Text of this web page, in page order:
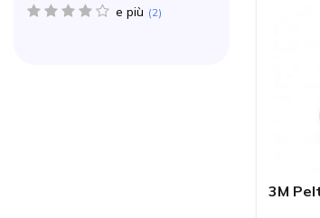
3M
e più 4 star(s)
2